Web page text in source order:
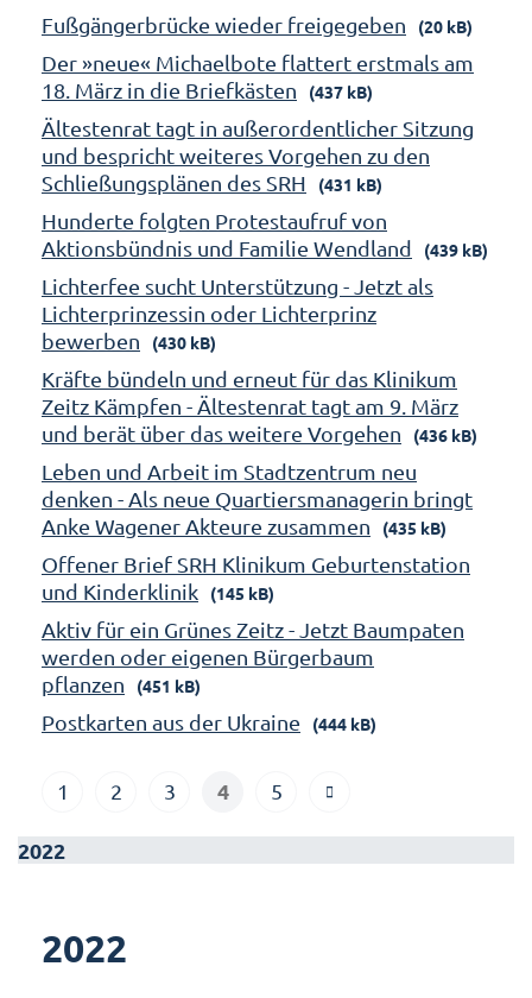
Fußgängerbrücke wieder freigegeben (20 kB)
Der »neue« Michaelbote flattert erstmals am
18. März in die Briefkästen
(437 kB)
Ältestenrat tagt in außerordentlicher Sitzung
und bespricht weiteres Vorgehen zu den
Schließungsplänen des SRH
(431 kB)
Hunderte folgten Protestaufruf von
Aktionsbündnis und Familie Wendland
(439 kB)
Lichterfee sucht Unterstützung - Jetzt als
Lichterprinzessin oder Lichterprinz
bewerben
(430 kB)
Kräfte bündeln und erneut für das Klinikum
Zeitz Kämpfen - Ältestenrat tagt am 9. März
und berät über das weitere Vorgehen
(436 kB)
Leben und Arbeit im Stadtzentrum neu
denken - Als neue Quartiersmanagerin bringt
Anke Wagener Akteure zusammen
(435 kB)
Offener Brief SRH Klinikum Geburtenstation
und Kinderklinik
(145 kB)
Aktiv für ein Grünes Zeitz - Jetzt Baumpaten
werden oder eigenen Bürgerbaum
pflanzen
(451 kB)
Postkarten aus der Ukraine (444 kB)
1 2 3 4 5
2022
2022